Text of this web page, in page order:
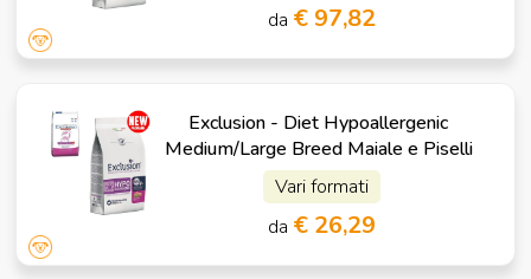
da € 97,82
Exclusion - Diet Hypoallergenic
Medium/Large Breed Maiale e Piselli
Vari formati
da € 26,29